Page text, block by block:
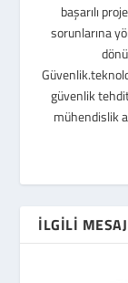
başarılı
sorunlarına
güvenlik
mühendislik
İLGILI